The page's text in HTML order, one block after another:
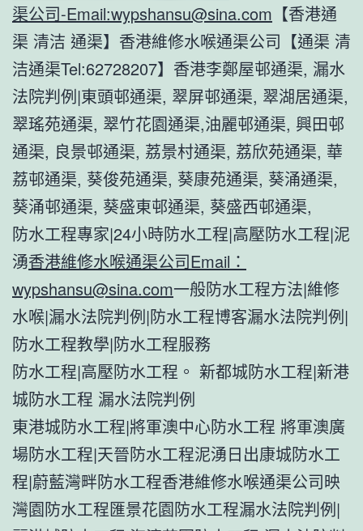
渠公司-Email:wypshansu@sina.com 【香港通
渠 清洁 通渠】香港維修水喉通渠公司【通渠 清
洁通渠Tel:62728207】香港李鄭屋邨通渠, 漏水
法院判例|東頭邨通渠, 翠屏邨通渠, 翠湖居通渠,
翠瑤苑通渠, 翠竹花園通渠,油麗邨通渠, 興田邨
通渠, 良景邨通渠, 荔景村通渠, 荔欣苑通渠, 華
荔邨通渠, 葵俊苑通渠, 葵康苑通渠, 葵涌通渠,
葵涌邨通渠, 葵盛東邨通渠, 葵盛西邨通渠,
防水工程專家|24小時防水工程|高壓防水工程|泥
湧香港維修水喉通渠公司Email：
wypshansu@sina.com一般防水工程方法|維修
水喉|漏水法院判例|防水工程博客漏水法院判例|
防水工程教學|防水工程服務
防水工程|高壓防水工程。 新都城防水工程|新港
城防水工程 漏水法院判例
東港城防水工程|將軍澳中心防水工程 將軍澳廣
場防水工程|天晉防水工程泥湧日出康城防水工
程|蔚藍灣畔防水工程香港維修水喉通渠公司映
灣園防水工程匯景花園防水工程漏水法院判例|